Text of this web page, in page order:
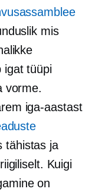
mis
igat tüüpi
vorme.
iga-aastast
tähistas ja
Kuigi
on